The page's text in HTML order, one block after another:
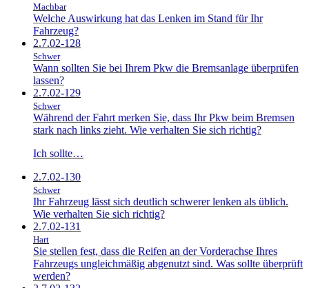
Machbar
Welche Auswirkung hat das Lenken im Stand für Ihr
Fahrzeug?
2.7.02-128
Schwer
Wann sollten Sie bei Ihrem Pkw die Bremsanlage überprüfen
lassen?
2.7.02-129
Schwer
Während der Fahrt merken Sie, dass Ihr Pkw beim Bremsen
stark nach links zieht. Wie verhalten Sie sich richtig?
Ich sollte…
2.7.02-130
Schwer
Ihr Fahrzeug lässt sich deutlich schwerer lenken als üblich.
Wie verhalten Sie sich richtig?
2.7.02-131
Hart
Sie stellen fest, dass die Reifen an der Vorderachse Ihres
Fahrzeugs ungleichmäßig abgenutzt sind. Was sollte überprüft
werden?